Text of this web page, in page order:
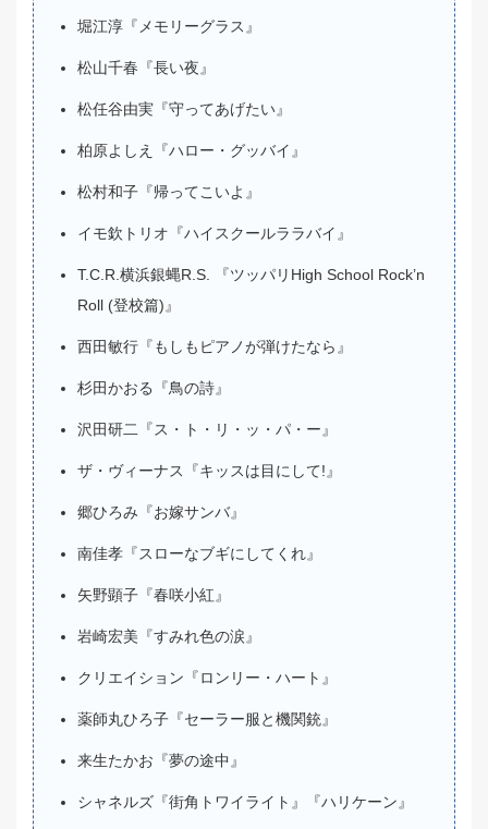
堀江淳『メモリーグラス』
松山千春『長い夜』
松任谷由実『守ってあげたい』
柏原よしえ『ハロー・グッバイ』
松村和子『帰ってこいよ』
イモ欽トリオ『ハイスクールララバイ』
T.C.R.横浜銀蝿R.S. 『ツッパリHigh School Rock’n
Roll (登校篇)』
西田敏行『もしもピアノが弾けたなら』
杉田かおる『鳥の詩』
沢田研二『ス・ト・リ・ッ・パ・ー』
ザ・ヴィーナス『キッスは目にして!』
郷ひろみ『お嫁サンバ』
南佳孝『スローなブギにしてくれ』
矢野顕子『春咲小紅』
岩崎宏美『すみれ色の涙』
クリエイション『ロンリー・ハート』
薬師丸ひろ子『セーラー服と機関銃』
来生たかお『夢の途中』
シャネルズ『街角トワイライト』『ハリケーン』